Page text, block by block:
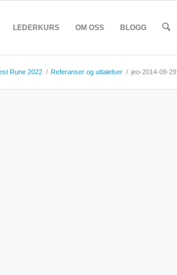
LEDERKURS OM OSS BLOGG
Rune 2022 / Referanser og uttalelser / jeo-2014-09-29